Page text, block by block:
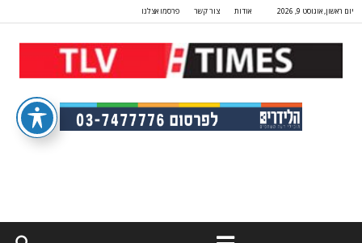
יום ראשון, אוגוסט 9, 2026 אודות צור קשר פרסמו אצלנו